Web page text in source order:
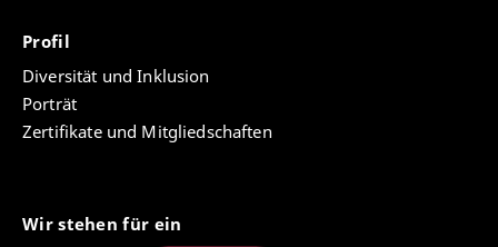
Profil
Diversität und Inklusion
Porträt
Zertifikate und Mitgliedschaften
Wir stehen für ein